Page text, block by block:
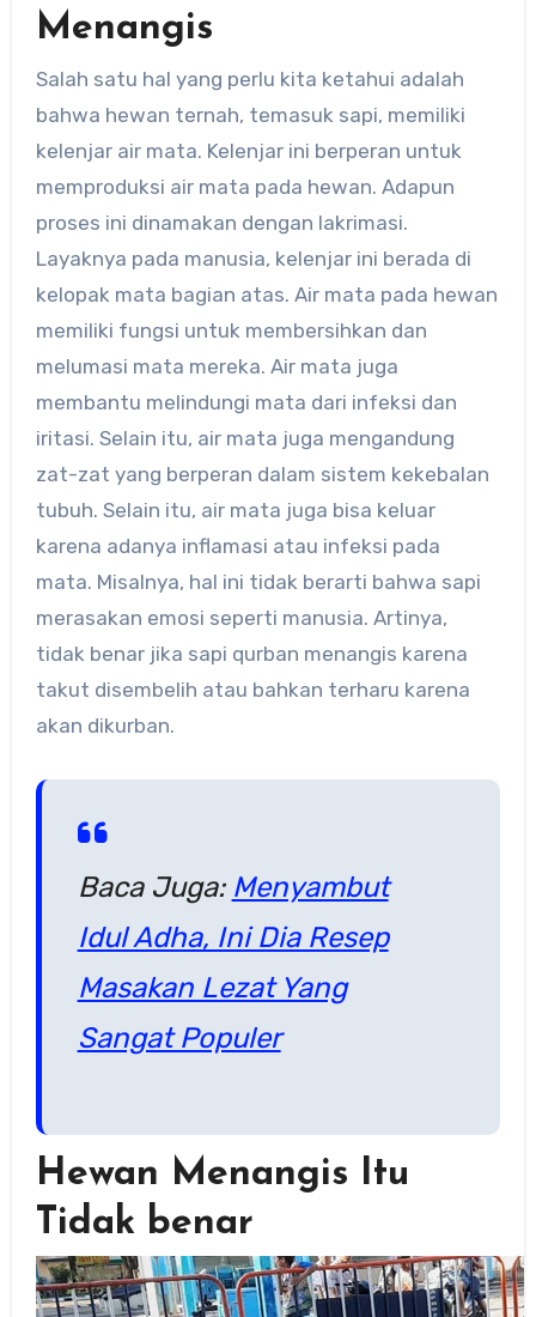
Menangis
Salah satu hal yang perlu kita ketahui adalah
bahwa hewan ternah, temasuk sapi, memiliki
kelenjar air mata. Kelenjar ini berperan untuk
memproduksi air mata pada hewan. Adapun
proses ini dinamakan dengan lakrimasi.
Layaknya pada manusia, kelenjar ini berada di
kelopak mata bagian atas. Air mata pada hewan
memiliki fungsi untuk membersihkan dan
melumasi mata mereka. Air mata juga
membantu melindungi mata dari infeksi dan
iritasi. Selain itu, air mata juga mengandung
zat-zat yang berperan dalam sistem kekebalan
tubuh. Selain itu, air mata juga bisa keluar
karena adanya inflamasi atau infeksi pada
mata. Misalnya, hal ini tidak berarti bahwa sapi
merasakan emosi seperti manusia. Artinya,
tidak benar jika sapi qurban menangis karena
takut disembelih atau bahkan terharu karena
akan dikurban.
Baca Juga: Menyambut
Idul Adha, Ini Dia Resep
Masakan Lezat Yang
Sangat Populer
Hewan Menangis Itu
Tidak benar